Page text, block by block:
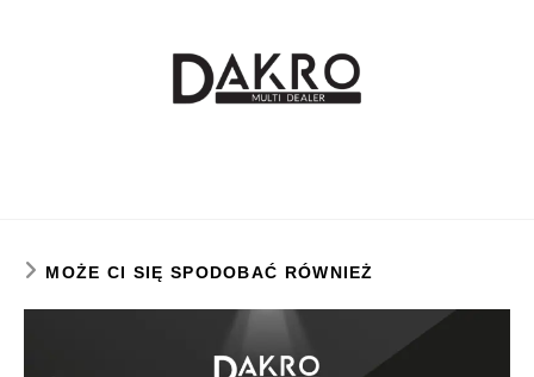
MOŻE CI SIĘ SPODOBAĆ RÓWNIEŻ